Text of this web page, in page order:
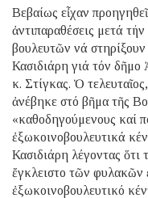
Βεβαίως εἶχαν
ἀντιπαραθέσεις μετά
βουλευτῶν νά
Κασιδιάρη γιά τόν
κ. Στίγκας. Ὁ
ἀνέβηκε στό βῆμα τῆς
«καθοδηγούμενους καί
ἐξωκοινοβουλευτικά
Κασιδιάρη λέγοντας ὅτι
ἔγκλειστο τῶν φυλακῶν
ἐξωκοινοβουλευτικό